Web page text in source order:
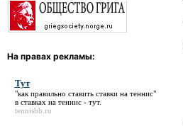
На правах рекламы:
Тут
"как правильно ставить ставки на теннис"
в ставках на теннис - тут.
tennisbb.ru